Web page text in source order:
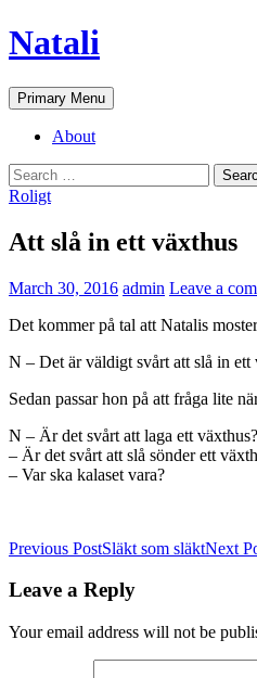
Skip
to
Natali
Search
Primary Menu
About
Search
for:
Roligt
Att slå in ett växthus
March 30, 2016 admin Leave a
Det kommer på tal att Natalis
N – Det är väldigt svårt att slå in ett
Sedan passar hon på att fråga lite
N – Är det svårt att laga ett växthus?
– Är det svårt att slå sönder ett
– Var ska kalaset vara?
Post
navigation
Previous PostSläkt som släktNext
Leave a Reply
Your email address will not be